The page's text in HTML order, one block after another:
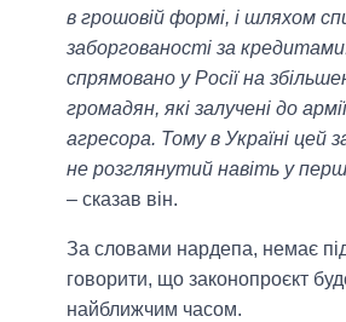
в грошовій формі, і шляхом
заборгованості за
спрямовано у Росії на
громадян, які залучені до
агресора. Тому в Україні цей
не розглянутий навіть у
– сказав він.
За словами нардепа, немає
говорити, що законопроєкт
найближчим часом.